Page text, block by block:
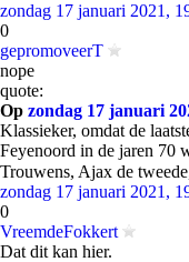
zondag 17 januari 2021,
0
gepromoveerT
nope
quote:
Op zondag 17 januari
Klassieker, omdat de
Feyenoord in de jaren 70
Trouwens, Ajax de
zondag 17 januari 2021,
0
VreemdeFokkert
Dat dit kan hier.